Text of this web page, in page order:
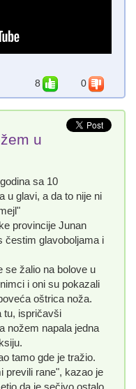
8 0
u
sa 10
u glavi, a da to nije ni
provincije Junan
čestim glavoboljama i
se žalio na bolove u
i oni su pokazali
oštrica noža.
tu, ispričavši
nožem napala jedna
tamo gde je tražio.
previli rane", kazao je
da je sečivo ostalo